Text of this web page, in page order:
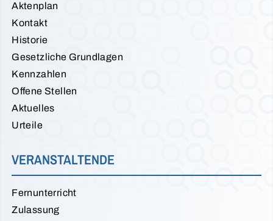
Aktenplan
Kontakt
Historie
Gesetzliche Grundlagen
Kennzahlen
Offene Stellen
Aktuelles
Urteile
VERANSTALTENDE
Fernunterricht
Zulassung